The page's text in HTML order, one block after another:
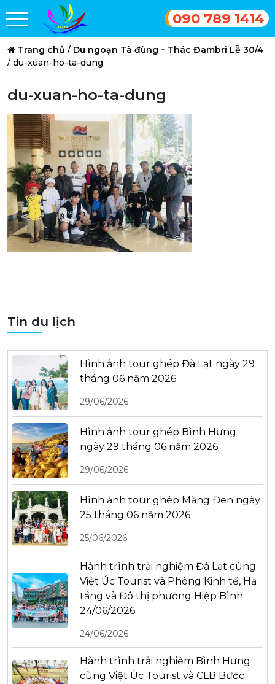
090 789 1414
Trang chủ / Du ngoạn Tà đùng – Thác Đambri Lễ 30/4
/ du-xuan-ho-ta-dung
du-xuan-ho-ta-dung
Tin du lịch
Hình ảnh tour ghép Đà Lạt ngày 29
tháng 06 năm 2026
29/06/2026
Hình ảnh tour ghép Bình Hưng
ngày 29 tháng 06 năm 2026
29/06/2026
Hình ảnh tour ghép Măng Đen ngày
25 tháng 06 năm 2026
25/06/2026
Hành trình trải nghiệm Đà Lạt cùng
Việt Úc Tourist và Phòng Kinh tế, Hạ
tầng và Đô thị phường Hiệp Bình
24/06/2026
24/06/2026
Hành trình trải nghiệm Bình Hưng
cùng Việt Úc Tourist và CLB Bước